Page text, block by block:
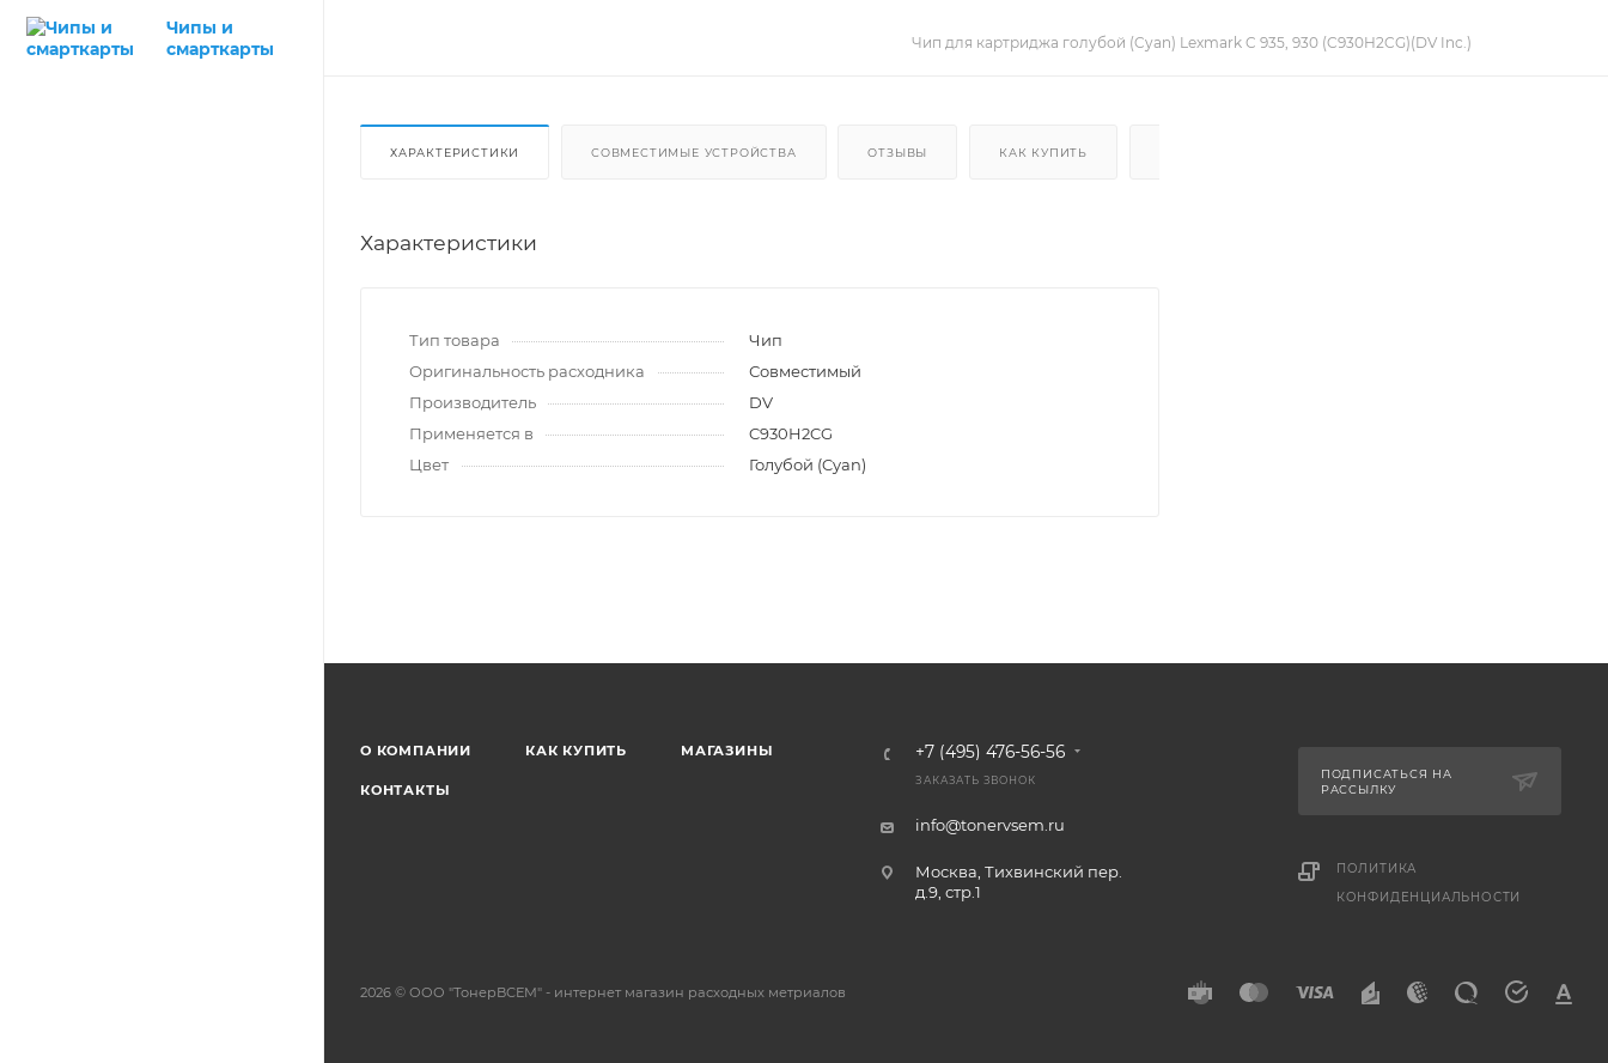
Чипы и
смарткарты
Чип для картриджа голубой (Cyan) Lexmark C 935, 930 (C930H2CG)(DV Inc.)
ХАРАКТЕРИСТИКИ СОВМЕСТИМЫЕ УСТРОЙСТВА ОТЗЫВЫ КАК КУПИТЬ
Характеристики
Тип товара
Чип
Оригинальность расходника
Совместимый
Производитель
DV
Применяется в
C930H2CG
Цвет
Голубой (Cyan)
О КОМПАНИИ КАК КУПИТЬ МАГАЗИНЫ
КОНТАКТЫ
+7 (495) 476-56-56
ЗАКАЗАТЬ ЗВОНОК
info@tonervsem.ru
Москва, Тихвинский пер.
д.9, стр.1
ПОДПИСАТЬСЯ НА
РАССЫЛКУ
ПОЛИТИКА
КОНФИДЕНЦИАЛЬНОСТИ
2026 © ООО "ТонерВСЕМ" - интернет магазин расходных метриалов